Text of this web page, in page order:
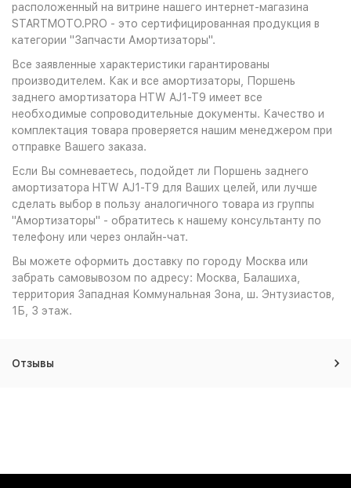
расположенный на витрине нашего интернет-магазина
STARTMOTO.PRO - это сертифицированная продукция в
категории "Запчасти Амортизаторы".
Все заявленные характеристики гарантированы
производителем. Как и все амортизаторы, Поршень
заднего амортизатора HTW AJ1-T9 имеет все
необходимые сопроводительные документы. Качество и
комплектация товара проверяется нашим менеджером при
отправке Вашего заказа.
Если Вы сомневаетесь, подойдет ли Поршень заднего
амортизатора HTW AJ1-T9 для Ваших целей, или лучше
сделать выбор в пользу аналогичного товара из группы
"Амортизаторы" - обратитесь к нашему консультанту по
телефону или через онлайн-чат.
Вы можете оформить доставку по городу Москва или
забрать самовывозом по адресу: Москва, Балашиха,
территория Западная Коммунальная Зона, ш. Энтузиастов,
1Б, 3 этаж.
Отзывы